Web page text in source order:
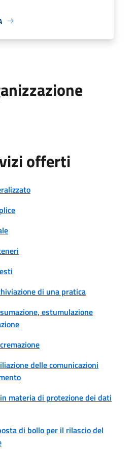
offerti
di una pratica
estumulazione
delle comunicazioni
materia di protezione dei dati
di bollo per il rilascio del